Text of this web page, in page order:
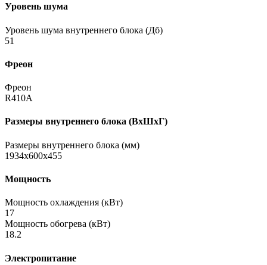
Уровень шума
Уровень шума внутреннего блока (Дб)
51
Фреон
Фреон
R410A
Размеры внутреннего блока (ВхШхГ)
Размеры внутреннего блока (мм)
1934x600x455
Мощность
Мощность охлаждения (кВт)
17
Мощность обогрева (кВт)
18.2
Электропитание